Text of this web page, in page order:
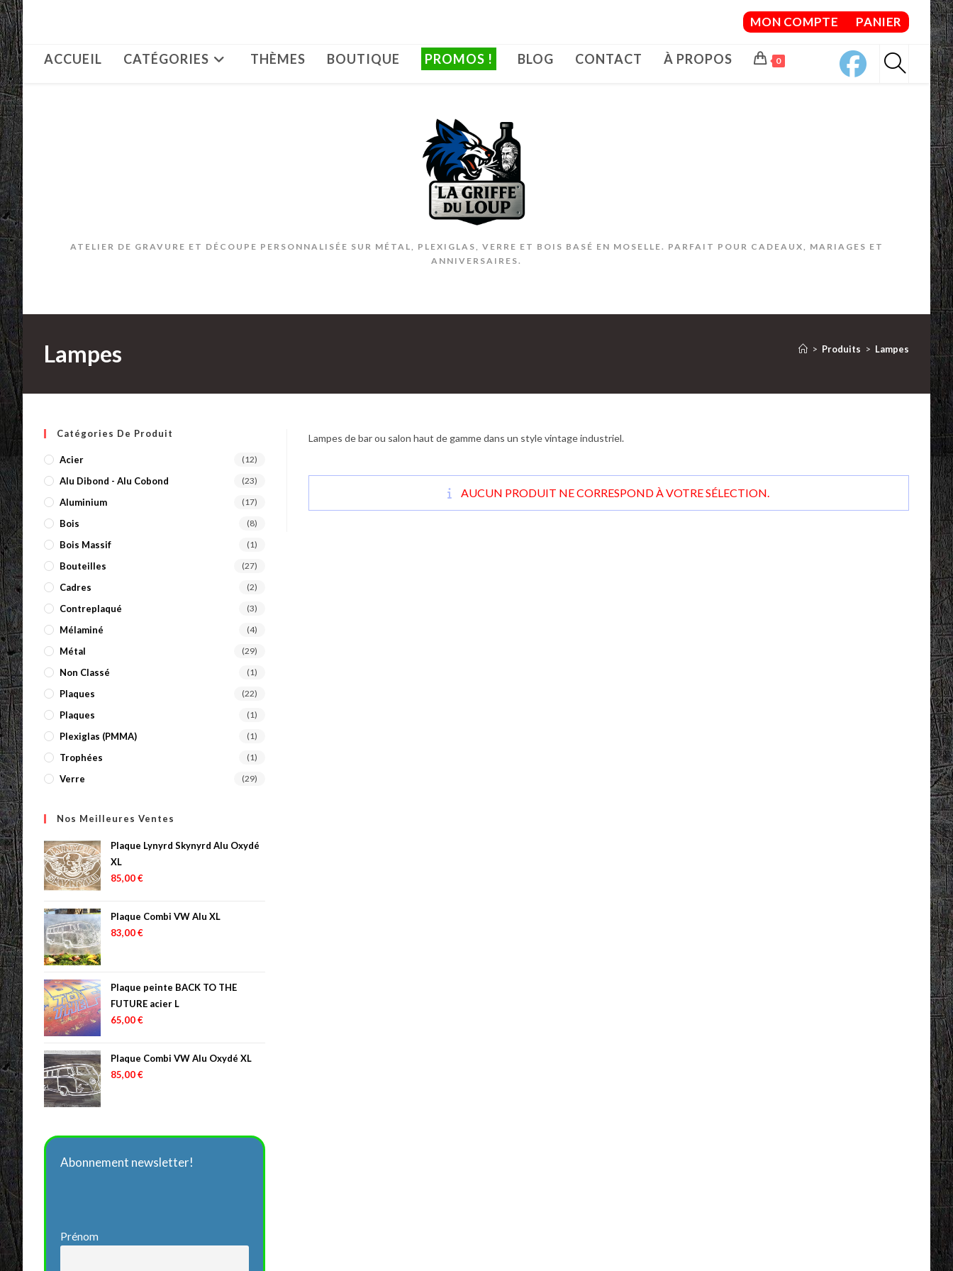
Skip
to
content
MON COMPTE PANIER
ACCUEIL CATÉGORIES THÈMES BOUTIQUE PROMOS ! BLOG CONTACT À PROPOS 0
ATELIER DE GRAVURE ET DÉCOUPE PERSONNALISÉE SUR MÉTAL, PLEXIGLAS, VERRE ET BOIS BASÉ EN MOSELLE. PARFAIT POUR CADEAUX, MARIAGES ET
ANNIVERSAIRES.
Lampes > Produits > Lampes
Lampes de bar ou salon haut de gamme dans un style vintage industriel.
AUCUN PRODUIT NE CORRESPOND À VOTRE SÉLECTION.
Catégories De Produit
Acier (12)
Alu Dibond - Alu Cobond (23)
Aluminium (17)
Bois (8)
Bois Massif (1)
Bouteilles (27)
Cadres (2)
Contreplaqué (3)
Mélaminé (4)
Métal (29)
Non Classé (1)
Plaques (22)
Plaques (1)
Plexiglas (PMMA) (1)
Trophées (1)
Verre (29)
Nos Meilleures Ventes
Plaque Lynyrd Skynyrd Alu Oxydé
XL
85,00€
Plaque Combi VW Alu XL
83,00€
Plaque peinte BACK TO THE
FUTURE acier L
65,00€
Plaque Combi VW Alu Oxydé XL
85,00€
Abonnement newsletter!
Prénom